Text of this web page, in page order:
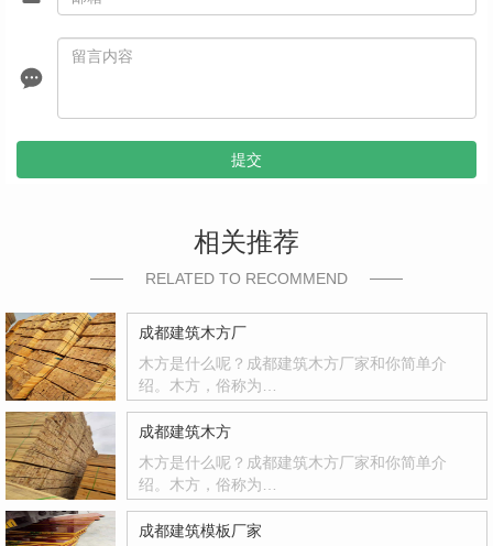
提交
相关推荐
RELATED TO RECOMMEND
成都建筑木方厂
木方是什么呢？成都建筑木方厂家和你简单介
绍。木方，俗称为…
成都建筑木方
木方是什么呢？成都建筑木方厂家和你简单介
绍。木方，俗称为…
成都建筑模板厂家